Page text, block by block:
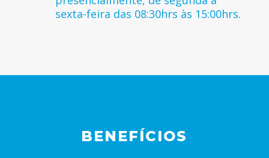
sexta-feira das 08:30hrs às 15:00hrs.
BENEFÍCIOS